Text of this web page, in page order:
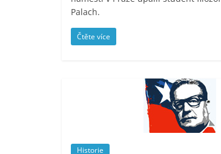
Palach.
Čtěte více
Historie